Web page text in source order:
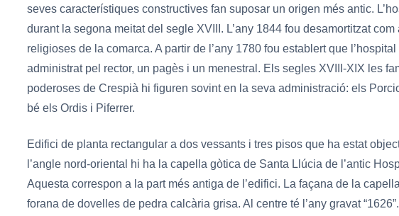
seves característiques constructives fan suposar un origen més antic.
durant la segona meitat del segle XVIII. L’any 1844 fou desamortitzat com
religioses de la comarca. A partir de l’any 1780 fou establert que
administrat pel rector, un pagès i un menestral. Els segles XVIII-XIX les
poderoses de Crespià hi figuren sovint en la seva administració: els
bé els Ordis i Piferrer.
Edifici de planta rectangular a dos vessants i tres pisos que ha estat
l’angle nord-oriental hi ha la capella gòtica de Santa Llúcia de l’antic
Aquesta correspon a la part més antiga de l’edifici. La façana de la
forana de dovelles de pedra calcària grisa. Al centre té l’any gravat